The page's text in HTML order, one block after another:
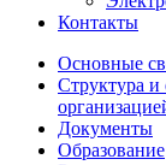
Контакты
Основные
Структура и
Документы
Образование